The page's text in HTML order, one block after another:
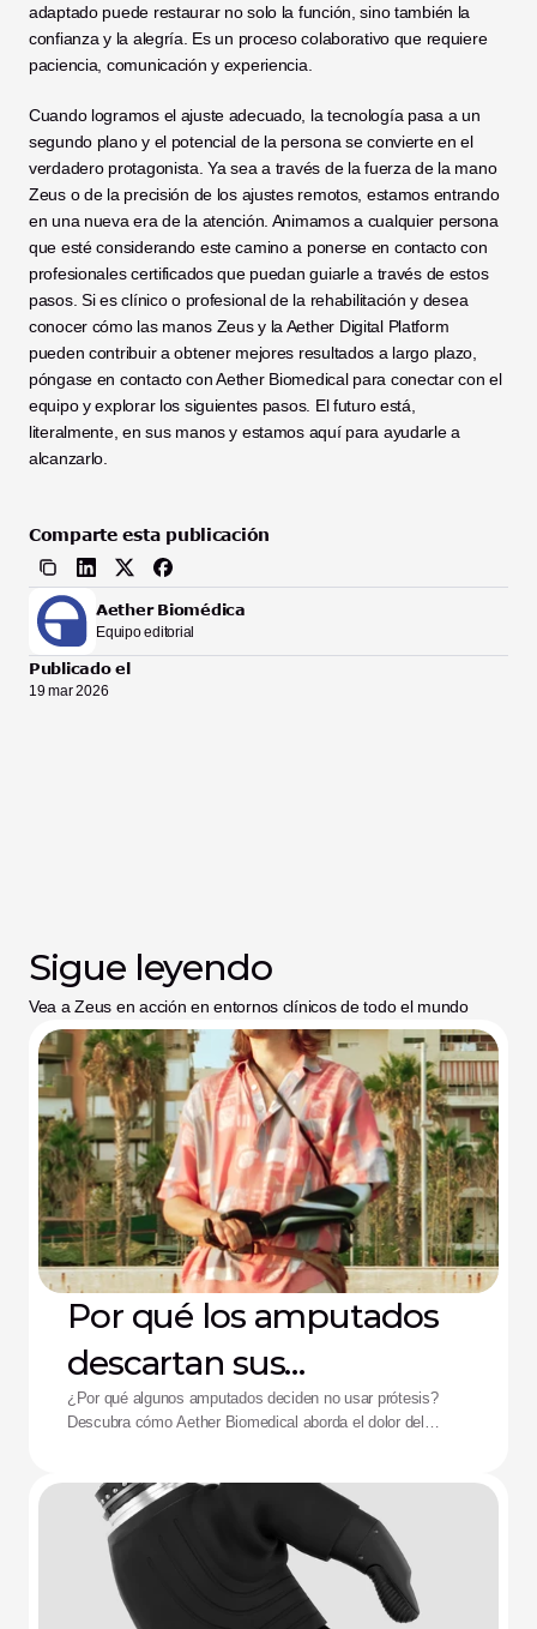
adaptado puede restaurar no solo la función, sino también la
confianza y la alegría. Es un proceso colaborativo que requiere
paciencia, comunicación y experiencia.
Cuando logramos el ajuste adecuado, la tecnología pasa a un
segundo plano y el potencial de la persona se convierte en el
verdadero protagonista. Ya sea a través de la fuerza de la mano
Zeus o de la precisión de los ajustes remotos, estamos entrando
en una nueva era de la atención. Animamos a cualquier persona
que esté considerando este camino a ponerse en contacto con
profesionales certificados que puedan guiarle a través de estos
pasos. Si es clínico o profesional de la rehabilitación y desea
conocer cómo las manos Zeus y la Aether Digital Platform
pueden contribuir a obtener mejores resultados a largo plazo,
póngase en contacto con Aether Biomedical para conectar con el
equipo y explorar los siguientes pasos. El futuro está,
literalmente, en sus manos y estamos aquí para ayudarle a
alcanzarlo.
Comparte esta publicación
Aether Biomédica
Equipo editorial
Publicado el
19 mar 2026
Sigue leyendo
Vea a Zeus en acción en entornos clínicos de todo el mundo
Por qué los amputados
descartan sus
dispositivos: La solución
¿Por qué algunos amputados deciden no usar prótesis?
Descubra cómo Aether Biomedical aborda el dolor del